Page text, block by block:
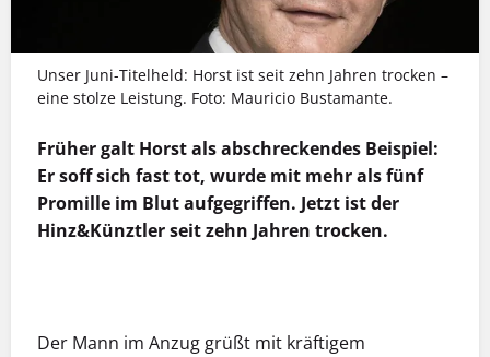
Unser Juni-Titelheld: Horst ist seit zehn Jahren trocken –
eine stolze Leistung. Foto: Mauricio Bustamante.
Früher galt Horst als abschreckendes Beispiel:
Er soff sich fast tot, wurde mit mehr als fünf
Promille im Blut aufgegriffen. Jetzt ist der
Hinz&Künztler seit zehn Jahren trocken.
MEHR INFOS
Der Mann im Anzug grüßt mit kräftigem